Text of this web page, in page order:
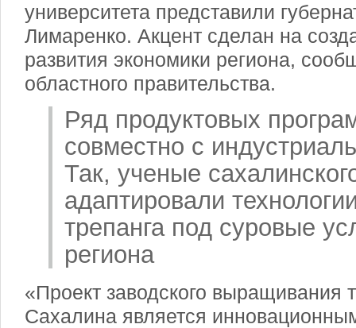
университета представили
Лимаренко. Акцент сделан на
развития экономики региона,
областного правительства.
Ряд продуктовых
совместно с
Так, ученые
адаптировали
трепанга под суровые
региона
«Проект заводского выращивания
Сахалина является